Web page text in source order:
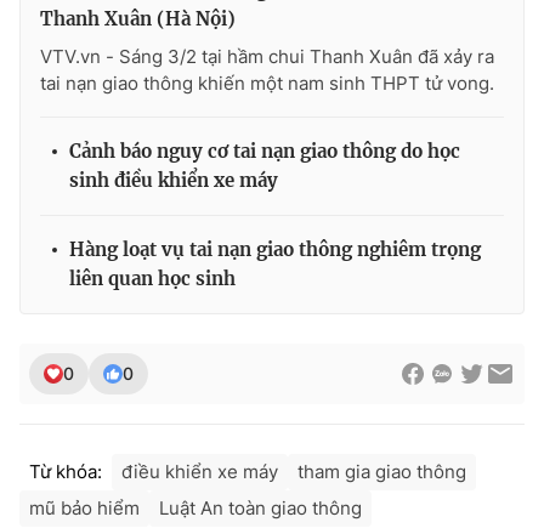
Ðiện thoại Thời báo VTV:024.66 897 897
Email: toasoan@vtv.vn
Liên hệ quảng cáo:024-7300.7108
thông tin từ website này.
Thanh Xuân (Hà Nội)
VTV.vn - Sáng 3/2 tại hầm chui Thanh Xuân đã xảy ra
tai nạn giao thông khiến một nam sinh THPT tử vong.
Cảnh báo nguy cơ tai nạn giao thông do học
sinh điều khiển xe máy
Hàng loạt vụ tai nạn giao thông nghiêm trọng
liên quan học sinh
0 0
Từ khóa: điều khiển xe máy
tham gia giao thông
mũ bảo hiểm
Luật An toàn giao thông